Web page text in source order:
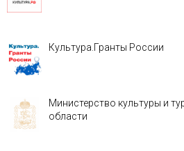
Культура.Гранты России
Министерство культуры и
области